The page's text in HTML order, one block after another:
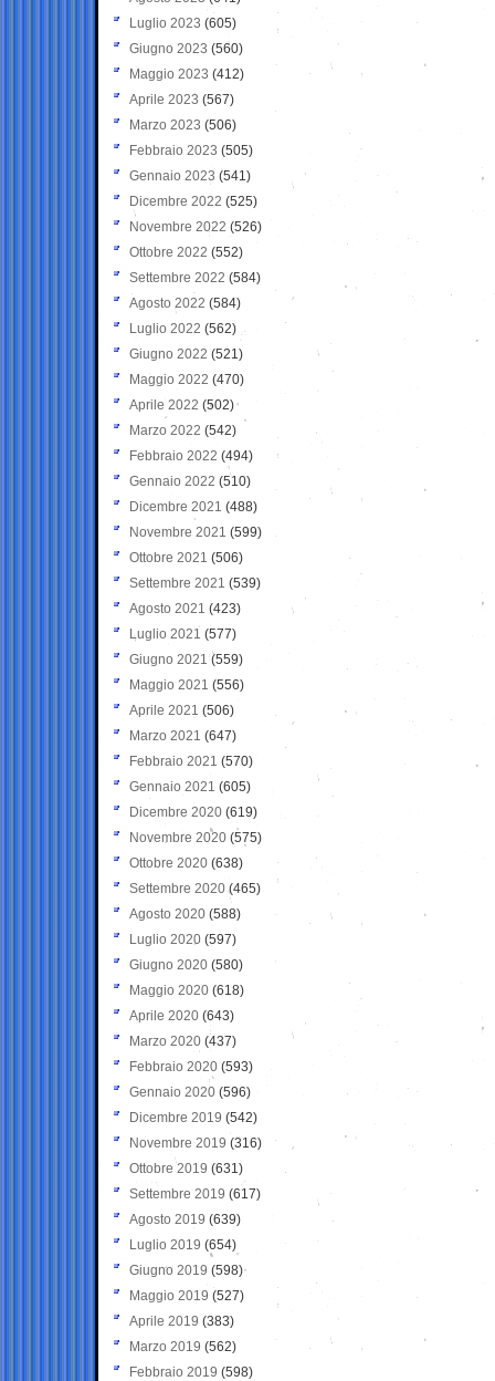
Luglio 2023 (605)
Giugno 2023 (560)
Maggio 2023 (412)
Aprile 2023 (567)
Marzo 2023 (506)
Febbraio 2023 (505)
Gennaio 2023 (541)
Dicembre 2022 (525)
Novembre 2022 (526)
Ottobre 2022 (552)
Settembre 2022 (584)
Agosto 2022 (584)
Luglio 2022 (562)
Giugno 2022 (521)
Maggio 2022 (470)
Aprile 2022 (502)
Marzo 2022 (542)
Febbraio 2022 (494)
Gennaio 2022 (510)
Dicembre 2021 (488)
Novembre 2021 (599)
Ottobre 2021 (506)
Settembre 2021 (539)
Agosto 2021 (423)
Luglio 2021 (577)
Giugno 2021(559)
Maggio 2021 (556)
Aprile 2021 (506)
Marzo 2021 (647)
Febbraio 2021 (570)
Gennaio 2021 (605)
Dicembre 2020 (619)
Novembre 2020 (575)
Ottobre 2020 (638)
Settembre 2020(465)
Agosto 2020 (588)
Luglio 2020 (597)
Giugno 2020 (580)
Maggio 2020 (618)
Aprile 2020 (643)
Marzo 2020 (437)
Febbraio 2020 (593)
Gennaio 2020 (596)
Dicembre 2019 (542)
Novembre 2019 (316)
Ottobre 2019 (631)
Settembre 2019 (617)
Agosto 2019 (639)
Luglio 2019 (654)
Giugno 2019 (598)
Maggio 2019 (527)
Aprile 2019 (383)
Marzo 2019 (562)
Febbraio 2019 (598)